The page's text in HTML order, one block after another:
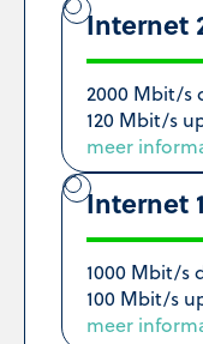
Internet
2000 Mbit/s
120 Mbit/s
meer
Internet
1000 Mbit/s
100 Mbit/s
meer